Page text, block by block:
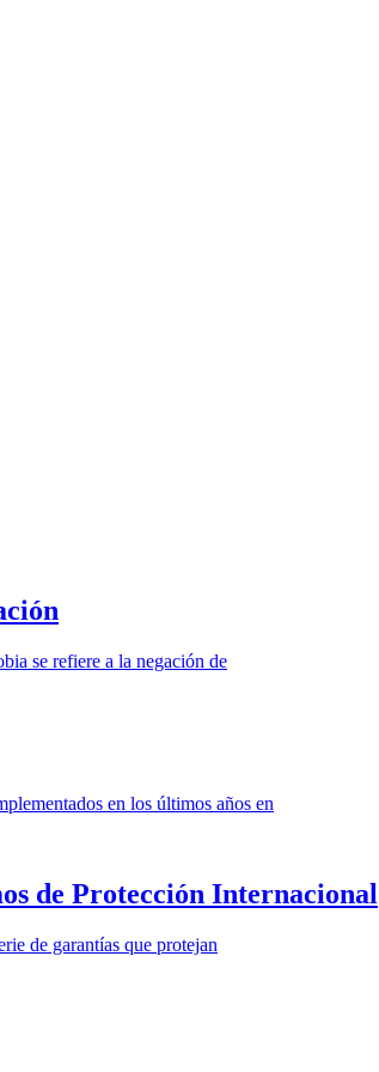
se refiere a la negación de
en los últimos años en
de Protección Internacional
de garantías que protejan